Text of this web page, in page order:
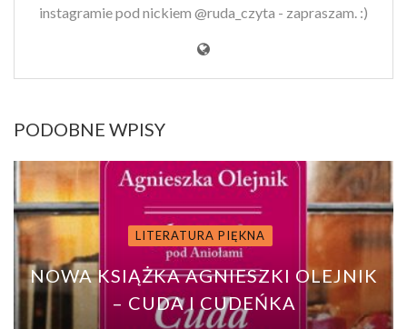
instagramie pod nickiem @ruda_czyta - zapraszam. :)
PODOBNE WPISY
LITERATURA PIĘKNA
NOWA KSIĄŻKA AGNIESZKI OLEJNIK
– CUDA I CUDEŃKA